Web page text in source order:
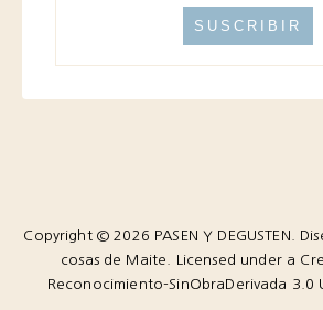
Copyright © 2026 PASEN Y DEGUSTEN.
cosas de Maite.
Licensed under a
Reconocimiento-SinObraDerivada 3.0